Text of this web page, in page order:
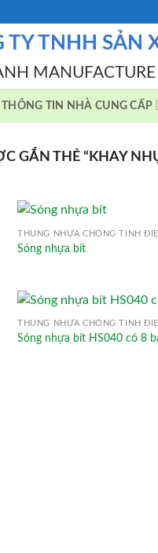
TY TNHH SẢN
THÔNG TIN NHÀ CUNG CẤP
GẮN THẺ “KHAY
THÙNG NHỰA CHỐNG TĨNH
Sóng nhựa bít
THÙNG NHỰA CHỐNG TĨNH
Sóng nhựa bít HS040 có 8